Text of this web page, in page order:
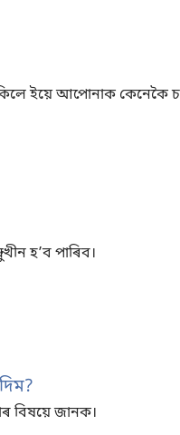
ইয়ে আপোনাক কেনেকৈ
হʼব পাৰিব।
বিষয়ে জানক।